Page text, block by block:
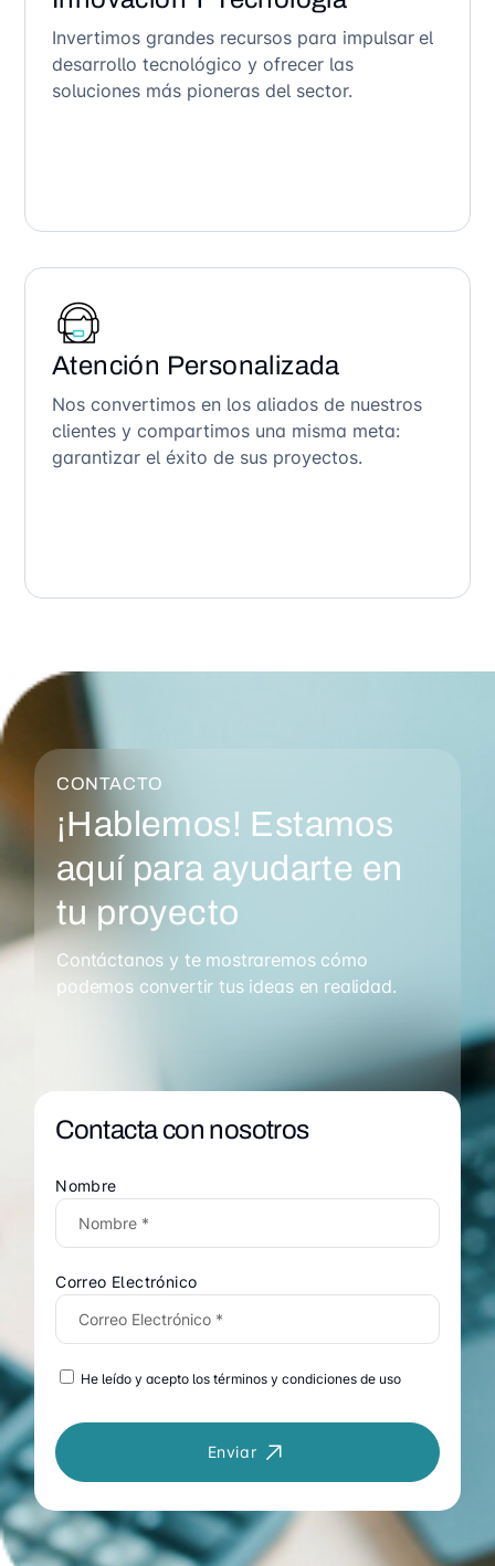
Invertimos grandes recursos para impulsar el
desarrollo tecnológico y ofrecer las
soluciones más pioneras del sector.
Atención Personalizada
Nos convertimos en los aliados de nuestros
clientes y compartimos una misma meta:
garantizar el éxito de sus proyectos.
CONTACTO
¡Hablemos! Estamos
aquí para ayudarte en
tu proyecto
Contáctanos y te mostraremos cómo
podemos convertir tus ideas en realidad.
Contacta con nosotros
Nombre
Correo Electrónico
He leído y acepto los términos y condiciones de uso
Enviar